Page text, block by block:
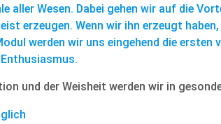
aller Wesen. Dabei gehen wir auf die
erzeugen. Wenn wir ihn erzeugt
werden wir uns eingehend die
und der Weisheit werden wir in